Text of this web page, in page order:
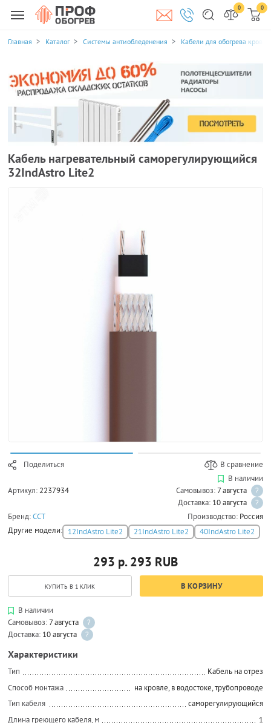
0 0
Главная Каталог Системы антиобледенения Кабели для обогрева
Кабель нагревательный саморегулирующийся
32IndAstro Lite2
Поделиться В сравнение
Артикул: 2237934
В наличии
Самовывоз:7 августа
?
Доставка: 10 августа
?
Бренд:ССТ Производство: Россия
Другие модели: 12IndAstro Lite2 21IndAstro Lite2 40IndAstro Lite2
293 р. 293 RUB
КУПИТЬ В 1 КЛИК В КОРЗИНУ
В наличии
Самовывоз:7 августа
?
Доставка: 10 августа ?
Характеристики
Тип
Кабель на отрез
Способ монтажа
на кровле, в водостоке, трубопроводе
Тип кабеля
саморегулирующийся
Длина греющего кабеля, м
1